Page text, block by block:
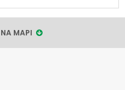
MAPI